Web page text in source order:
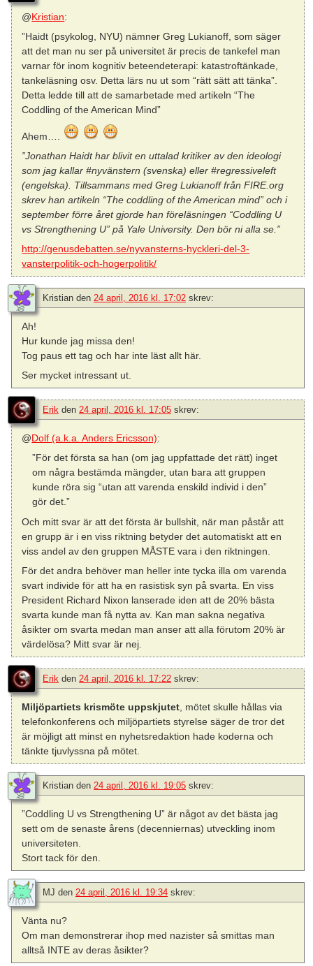
@Kristian:
”Haidt (psykolog, NYU) nämner Greg Lukianoff, som säger
att det man nu ser på universitet är precis de tankefel man
varnar för inom kognitiv beteendeterapi: katastroftänkade,
tankeläsning osv. Detta lärs nu ut som “rätt sätt att tänka”.
Detta ledde till att de samarbetade med artikeln “The
Coddling of the American Mind”
Ahem….
”Jonathan Haidt har blivit en uttalad kritiker av den ideologi
som jag kallar #nyvänstern (svenska) eller #regressiveleft
(engelska). Tillsammans med Greg Lukianoff från FIRE.org
skrev han artikeln “The coddling of the American mind” och i
september förre året gjorde han föreläsningen “Coddling U
vs Strengthening U” på Yale University. Den bör ni alla se.”
http://genusdebatten.se/nyvansterns-hyckleri-del-3-
vansterpolitik-och-hogerpolitik/
Kristian den 24 april, 2016 kl. 17:02 skrev:
Ah!
Hur kunde jag missa den!
Tog paus ett tag och har inte läst allt här.
Ser mycket intressant ut.
Erik den 24 april, 2016 kl. 17:05 skrev:
@Dolf (a.k.a. Anders Ericsson):
”För det första sa han (om jag uppfattade det rätt) inget
om några bestämda mängder, utan bara att gruppen
kunde röra sig “utan att varenda enskild individ i den”
gör det.”
Och mitt svar är att det första är bullshit, när man påstår att
en grupp är i en viss riktning betyder det automatiskt att en
viss andel av den gruppen MÅSTE vara i den riktningen.
För det andra behöver man heller inte tycka illa om varenda
svart individe för att ha en rasistisk syn på svarta. En viss
President Richard Nixon lanserade iden att de 20% bästa
svarta kunde man få nytta av. Kan man sakna negativa
åsikter om svarta medan man anser att alla förutom 20% är
värdelösa? Mitt svar är nej.
Erik den 24 april, 2016 kl. 17:22 skrev:
Miljöpartiets krismöte uppskjutet , mötet skulle hållas via
telefonkonferens och miljöpartiets styrelse säger de tror det
är möjligt att minst en nyhetsredaktion hade koderna och
tänkte tjuvlyssna på mötet.
Kristian den 24 april, 2016 kl. 19:05 skrev:
”Coddling U vs Strengthening U” är något av det bästa jag
sett om de senaste årens (decenniernas) utveckling inom
universiteten.
Stort tack för den.
MJ den 24 april, 2016 kl. 19:34 skrev:
Vänta nu?
Om man demonstrerar ihop med nazister så smittas man
alltså INTE av deras åsikter?